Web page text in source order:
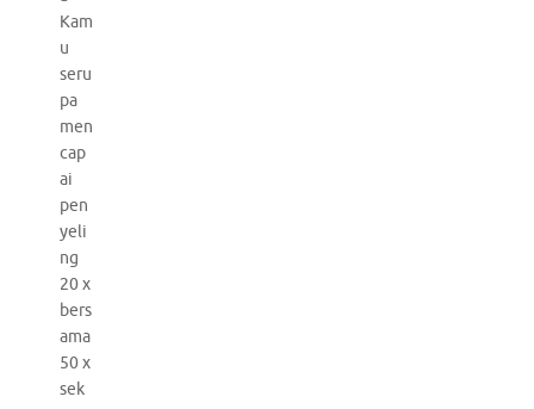
Kam
u
seru
pa
men
cap
ai
pen
yeli
ng
20 x
bers
ama
50 x
sek